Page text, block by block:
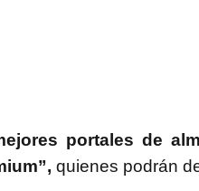
portales de
quienes podrán